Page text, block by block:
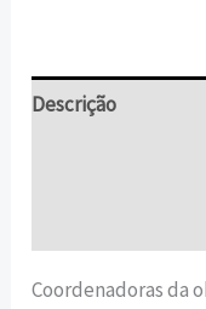
Descrição
Coordenadoras da